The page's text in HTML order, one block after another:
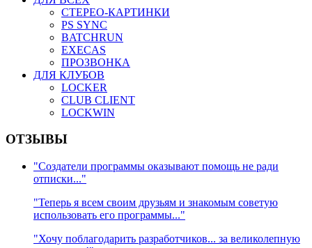
СТЕРЕО-КАРТИНКИ
PS SYNC
BATCHRUN
EXECAS
ПРОЗВОНКА
ДЛЯ КЛУБОВ
LOCKER
CLUB CLIENT
LOCKWIN
ОТЗЫВЫ
"Создатели программы оказывают помощь не ради
отписки..."
"Теперь я всем своим друзьям и знакомым советую
использовать его программы..."
"Хочу поблагодарить разработчиков... за великолепную